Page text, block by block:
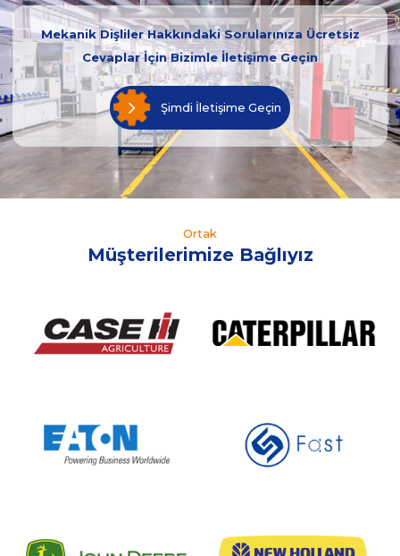
Mekanik Dişliler Hakkındaki Sorularınıza Ücretsiz
Cevaplar İçin Bizimle İletişime Geçin
Şimdi İletişime Geçin
Ortak
Müşterilerimize Bağlıyız